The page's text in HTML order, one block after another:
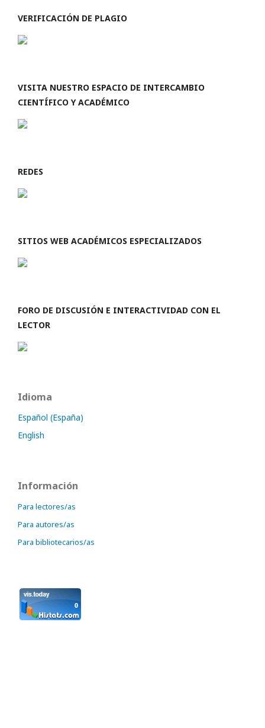
VERIFICACIÓN DE PLAGIO
VISITA NUESTRO ESPACIO DE INTERCAMBIO
CIENTÍFICO Y ACADÉMICO
REDES
SITIOS WEB ACADÉMICOS ESPECIALIZADOS
FORO DE DISCUSIÓN E INTERACTIVIDAD CON EL
LECTOR
Idioma
Español (España)
English
Información
Para lectores/as
Para autores/as
Para bibliotecarios/as